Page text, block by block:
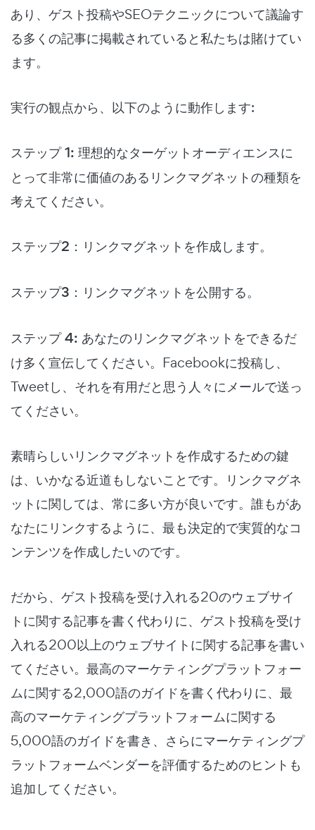
あり、ゲスト投稿やSEOテクニックについて議論す
る多くの記事に掲載されていると私たちは賭けてい
ます。
実行の観点から、以下のように動作します:
ステップ 1: 理想的なターゲットオーディエンスに
とって非常に価値のあるリンクマグネットの種類を
考えてください。
ステップ2： リンクマグネットを作成します。
ステップ3： リンクマグネットを公開する。
ステップ 4: あなたのリンクマグネットをできるだ
け多く宣伝してください。Facebookに投稿し、
Tweetし、それを有用だと思う人々にメールで送っ
てください。
素晴らしいリンクマグネットを作成するための鍵
は、いかなる近道もしないことです。リンクマグネ
ットに関しては、常に多い方が良いです。誰もがあ
なたにリンクするように、最も決定的で実質的なコ
ンテンツを作成したいのです。
だから、ゲスト投稿を受け入れる20のウェブサイ
トに関する記事を書く代わりに、ゲスト投稿を受け
入れる200以上のウェブサイトに関する記事を書い
てください。最高のマーケティングプラットフォー
ムに関する2,000語のガイドを書く代わりに、最
高のマーケティングプラットフォームに関する
5,000語のガイドを書き、さらにマーケティングプ
ラットフォームベンダーを評価するためのヒントも
追加してください。